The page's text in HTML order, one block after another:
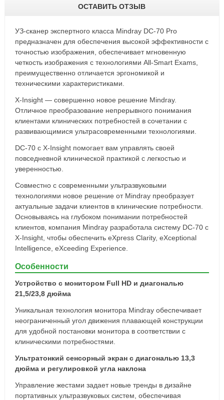
ОСТАВИТЬ ОТЗЫВ
УЗ-сканер экспертного класса Mindray DC-70 Pro
предназначен для обеспечения высокой эффективности с
точностью изображения, обеспечивает мгновенную
четкость изображения c технологиями All-Smart Exams,
преимущественно отличается эргономикой и
техническими характеристиками.
X-Insight — совершенно новое решение Mindray.
Отличное преобразование непрерывного понимания
клиентами клинических потребностей в сочетании с
развивающимися ультрасовременными технологиями.
DC-70 с X-Insight помогает вам управлять своей
повседневной клинической практикой с легкостью и
уверенностью.
Совместно с современными ультразвуковыми
технологиями новое решение от Mindray преобразует
актуальные задачи клиентов в клинические потребности.
Основываясь на глубоком понимании потребностей
клиентов, компания Mindray разработала систему DC-70 с
X-Insight, чтобы обеспечить eXpress Clarity, eXceptional
Intelligence, eXceeding Experience.
Особенности
Устройство с монитором Full HD и диагональю
21,5/23,8 дюйма
Уникальная технология монитора Mindray обеспечивает
неограниченный угол движения плавающей конструкции
для удобной постановки монитора в соответствии с
клиническими потребностями.
Ультратонкий сенсорный экран с диагональю 13,3
дюйма и регулировкой угла наклона
Управление жестами задает новые тренды в дизайне
портативных ультразвуковых систем, обеспечивая